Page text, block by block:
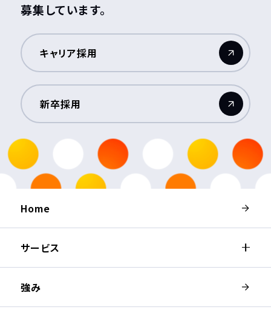
募集しています。
キャリア採用
（新しいウィンドウが開きます）
新卒採用
（新しいウィンドウが開きます）
Home
サービス
強み